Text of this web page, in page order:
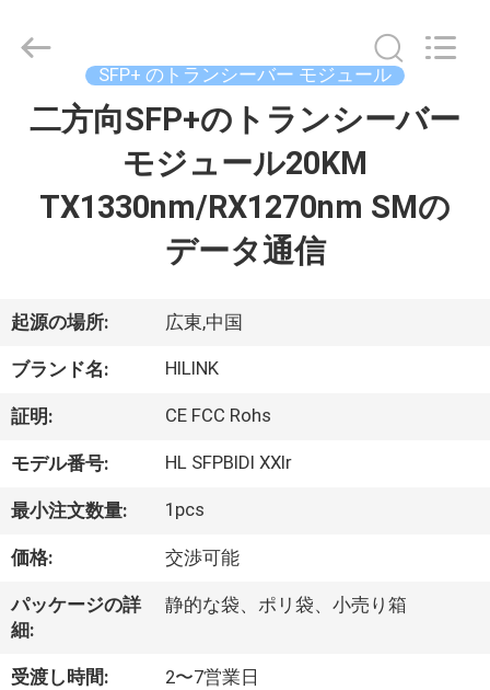
家
わ
た
し
た
に
つ
い
supplier.
Copyright
HiLink
SFP+ のトランシーバー モジュール
二方向SFP+のトランシーバー
モジュール20KM
TX1330nm/RX1270nm SMの
データ通信
起源の場所: 広東,中国
ブランド名: HILINK
証明: CE FCC Rohs
モデル番号: HL SFPBIDI XXlr
最小注文数量: 1pcs
価格: 交渉可能
パッケージの詳
細:
静的な袋、ポリ袋、小売り箱
受渡し時間: 2〜7営業日